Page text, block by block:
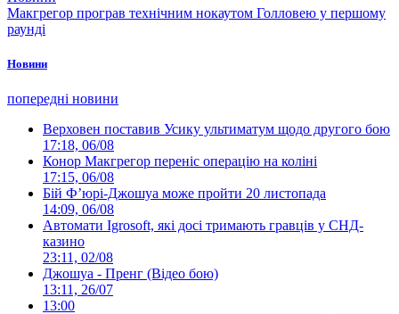
Макгрегор програв технічним нокаутом Голловею у першому
раунді
Новини
попередні новини
Верховен поставив Усику ультиматум щодо другого бою
17:18, 06/08
Конор Макгрегор переніс операцію на коліні
17:15, 06/08
Бій Ф’юрі-Джошуа може пройти 20 листопада
14:09, 06/08
Автомати Igrosoft, які досі тримають гравців у СНД-
казино
23:11, 02/08
Джошуа - Пренг (Відео бою)
13:11, 26/07
13:00